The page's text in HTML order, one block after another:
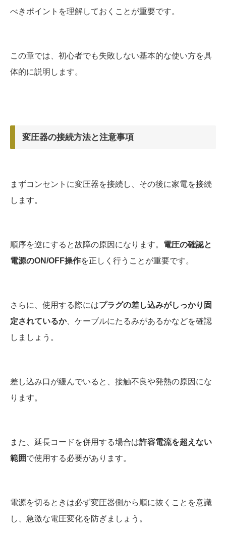
べきポイントを理解しておくことが重要です。
この章では、初心者でも失敗しない基本的な使い方を具
体的に説明します。
変圧器の接続方法と注意事項
まずコンセントに変圧器を接続し、その後に家電を接続
します。
順序を逆にすると故障の原因になります。 電圧の確認と
電源のON/OFF操作を正しく行うことが重要です。
さらに、使用する際にはプラグの差し込みがしっかり固
定されているか、ケーブルにたるみがあるかなどを確認
しましょう。
差し込み口が緩んでいると、接触不良や発熱の原因にな
ります。
また、延長コードを併用する場合は許容電流を超えない
範囲で使用する必要があります。
電源を切るときは必ず変圧器側から順に抜くことを意識
し、急激な電圧変化を防ぎましょう。